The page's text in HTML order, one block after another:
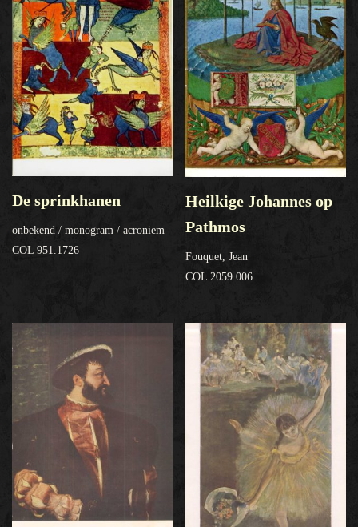
De sprinkhanen
onbekend / monogram / acroniem
COL 951.1726
Heilkige Johannes op
Pathmos
Fouquet, Jean
COL 2059.006